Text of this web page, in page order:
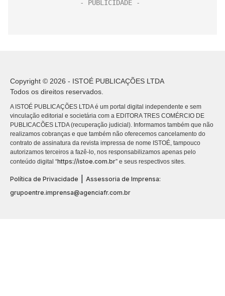
Copyright © 2026 - ISTOÉ PUBLICAÇÕES LTDA
Todos os direitos reservados.
A ISTOÉ PUBLICAÇÕES LTDA é um portal digital independente e sem
vinculação editorial e societária com a EDITORA TRES COMÉRCIO DE
PUBLICACÕES LTDA (recuperação judicial). Informamos também que não
realizamos cobranças e que também não oferecemos cancelamento do
contrato de assinatura da revista impressa de nome ISTOÉ, tampouco
autorizamos terceiros a fazê-lo, nos responsabilizamos apenas pelo
conteúdo digital “https://istoe.com.br” e seus respectivos sites.
Política de Privacidade | Assessoria de Imprensa:
grupoentre.imprensa@agenciafr.com.br